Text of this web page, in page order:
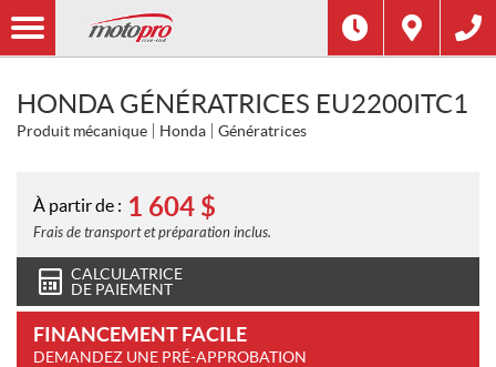
HONDA GÉNÉRATRICES EU2200ITC1
Produit mécanique Honda Génératrices
À partir de : 1 604 $
Frais de transport et préparation inclus.
CALCULATRICE
DE PAIEMENT
FINANCEMENT FACILE
DEMANDEZ UNE PRÉ-APPROBATION